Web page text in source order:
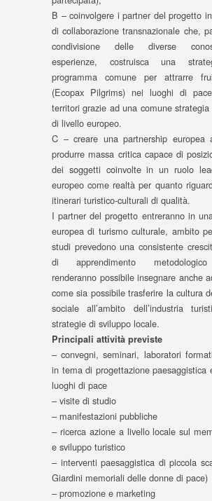
B – coinvolgere i partner del progetto
di collaborazione transnazionale che,
condivisione delle diverse
esperienze, costruisca una
programma comune per attrarre
(Ecopax Pilgrims) nei luoghi di
territori grazie ad una comune
di livello europeo.
C – creare una partnership europea
produrre massa critica capace di
dei soggetti coinvolte in un ruolo
europeo come realtà per quanto
itinerari turistico-culturali di qualità.
I partner del progetto entreranno in
europea di turismo culturale, ambito
studi prevedono una consistente
di apprendimento
renderanno possibile insegnare anche
come sia possibile trasferire la cultura
sociale all’ambito dell’industria
strategie di sviluppo locale.
Principali attività previste
– convegni, seminari, laboratori
in tema di progettazione paesaggistica
luoghi di pace
– visite di studio
– manifestazioni pubbliche
– ricerca azione a livello locale sul
e sviluppo turistico
– interventi paesaggistica di piccola
Giardini memoriali delle donne di pace)
– promozione e marketing